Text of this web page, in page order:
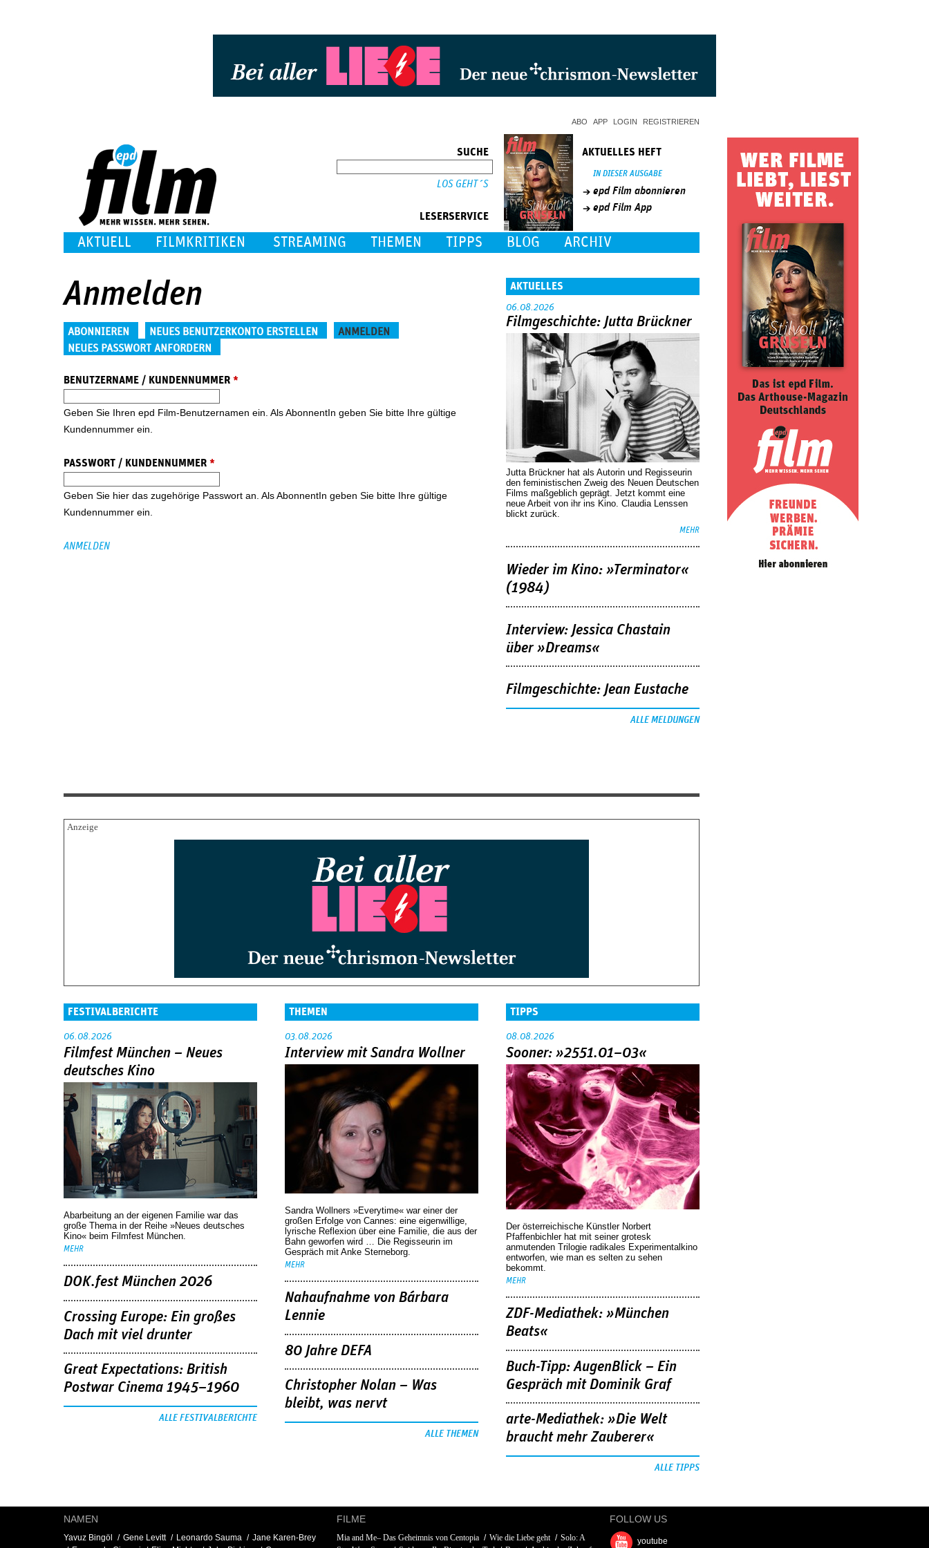
ABO APP LOGIN REGISTRIEREN
SUCHE
LESERSERVICE
AKTUELLES HEFT
IN DIESER AUSGABE
epd Film abonnieren
epd Film App
AKTUELL FILMKRITIKEN STREAMING THEMEN TIPPS BLOG ARCHIV
Anmelden
Haupt-Reiter
ABONNIEREN NEUES BENUTZERKONTO ERSTELLEN ANMELDEN
NEUES PASSWORT ANFORDERN
BENUTZERNAME / KUNDENNUMMER *
Geben Sie Ihren epd Film-Benutzernamen ein. Als AbonnentIn geben Sie bitte Ihre gültige
Kundennummer ein.
PASSWORT / KUNDENNUMMER *
Geben Sie hier das zugehörige Passwort an. Als AbonnentIn geben Sie bitte Ihre gültige
Kundennummer ein.
AKTUELLES
06.08.2026
Filmgeschichte: Jutta Brückner
Jutta Brückner hat als Autorin und Regisseurin
den feministischen Zweig des Neuen Deutschen
Films maßgeblich geprägt. Jetzt kommt eine
neue Arbeit von ihr ins Kino. Claudia Lenssen
blickt zurück.
MEHR
Wieder im Kino: »Terminator«
(1984)
Interview: Jessica Chastain
über »Dreams«
Filmgeschichte: Jean Eustache
ALLE MELDUNGEN
FESTIVALBERICHTE
06.08.2026
Filmfest München – Neues
deutsches Kino
Abarbeitung an der eigenen Familie war das
große Thema in der Reihe »Neues deutsches
Kino« beim Filmfest München.
MEHR
DOK.fest München 2026
Crossing Europe: Ein großes
Dach mit viel drunter
Great Expectations: British
Postwar Cinema 1945–1960
ALLE FESTIVALBERICHTE
THEMEN
03.08.2026
Interview mit Sandra Wollner
Sandra Wollners »Everytime« war einer der
großen Erfolge von Cannes: eine eigenwillige,
lyrische Reflexion über eine ­Familie, die aus der
Bahn geworfen wird … Die Regisseurin im
Gespräch mit Anke Sterneborg.
MEHR
Nahaufnahme von Bárbara
Lennie
80 Jahre DEFA
Christopher Nolan – Was
bleibt, was nervt
ALLE THEMEN
TIPPS
08.08.2026
Sooner: »2551.01–03«
Der österreichische Künstler Norbert
Pfaffenbichler hat mit seiner grotesk
anmutenden Trilogie radikales Experimentalkino
entworfen, wie man es selten zu sehen
bekommt.
MEHR
ZDF-Mediathek: »München
Beats«
Buch-Tipp: AugenBlick – Ein
Gespräch mit Dominik Graf
arte-Mediathek: »Die Welt
braucht mehr Zauberer«
ALLE TIPPS
NAMEN
Yavuz Bingöl Gene Levitt Leonardo Sauma
Jane Karen-Brey
FILME
Mia and Me– Das Geheimnis von Centopia Wie die Liebe geht
Solo: A
FOLLOW US
youtube